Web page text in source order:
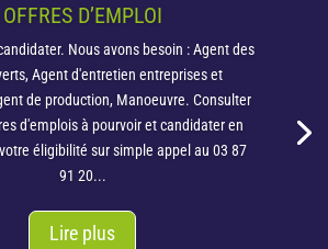
OFFRES D’EMPLOI
Nous avons besoin : Agent des
Agent d'entretien entreprises et
de production, Manoeuvre. Consulter
d'emplois à pourvoir et candidater en
éligibilité sur simple appel au 03 87
91 20...
Lire plus